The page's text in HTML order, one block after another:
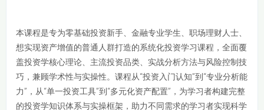
（2）
框架
3.4证券经济与自营业
3.5上市公司资本变动
和股票价格指数
4.1债券市场概况 4.2债券信用评级
本课程是专为零基础投资新手、金融专业学生、职场理财人士、
想实现资产增值的普通人群打造的系统化投资学习课程，全面覆
盖投资学核心理论、主流投资品类、实战分析方法与风险控制技
巧，兼顾学术性与实操性。课程从“投资入门认知”到“专业分析能
力”，从“单一投资工具”到“多元化资产配置”，为学习者构建完整
的投资学知识体系与实操框架，助力不同需求的学习者实现科学